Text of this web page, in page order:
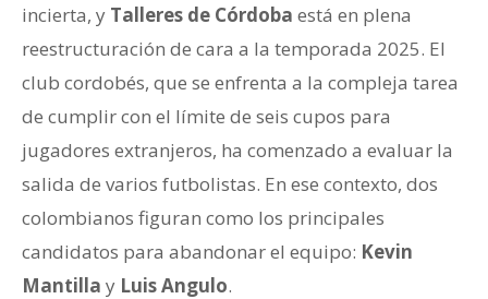
incierta, y Talleres de Córdoba está en plena
reestructuración de cara a la temporada 2025. El
club cordobés, que se enfrenta a la compleja tarea
de cumplir con el límite de seis cupos para
jugadores extranjeros, ha comenzado a evaluar la
salida de varios futbolistas. En ese contexto, dos
colombianos figuran como los principales
candidatos para abandonar el equipo: Kevin
Mantilla y Luis Angulo.